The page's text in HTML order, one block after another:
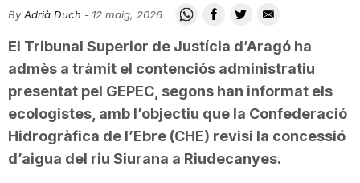
t
a
By Adrià Duch - 12 maig, 2026
El Tribunal Superior de Justícia d’Aragó ha
admès a tràmit el contenciós administratiu
presentat pel GEPEC, segons han informat els
ecologistes, amb l’objectiu que la Confederació
Hidrogràfica de l’Ebre (CHE) revisi la concessió
d’aigua del riu Siurana a Riudecanyes.